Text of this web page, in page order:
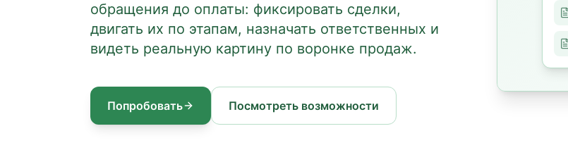
обращения до оплаты: фиксировать сделки,
двигать их по этапам, назначать ответственных и
видеть реальную картину по воронке продаж.
Попробовать Посмотреть возможности